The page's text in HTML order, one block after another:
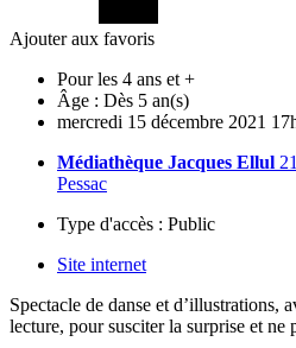
Ajouter aux favoris
Pour les 4 ans et +
Âge : Dès 5 an(s)
mercredi 15 décembre 2021
Médiathèque Jacques Ellul
Pessac
Type d'accès : Public
Site internet
Spectacle de danse et d’illustrations,
lecture, pour susciter la surprise et ne